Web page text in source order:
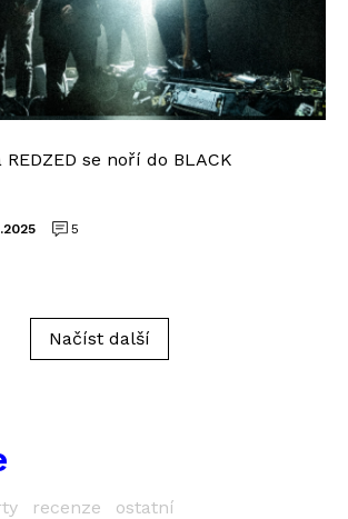
REDZED se noří do BLACK
5
Načíst další
recenze ostatní